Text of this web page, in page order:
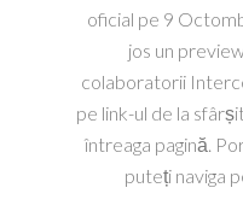
oficial pe 9
jos un
colaboratorii
pe link-ul de la
întreaga pagină.
puteți naviga